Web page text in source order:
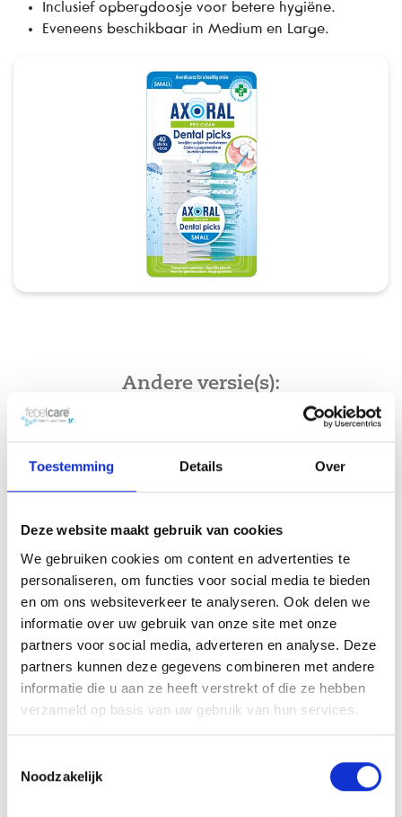
Toestemming Details Over
Deze website maakt gebruik van cookies
We gebruiken cookies om content en advertenties te
personaliseren, om functies voor social media te bieden
en om ons websiteverkeer te analyseren. Ook delen we
informatie over uw gebruik van onze site met onze
partners voor social media, adverteren en analyse. Deze
partners kunnen deze gegevens combineren met andere
informatie die u aan ze heeft verstrekt of die ze hebben
verzameld op basis van uw gebruik van hun services.
Noodzakelijk
Inclusief opbergdoosje voor betere hygiëne.
Eveneens beschikbaar in Medium en Large.
Andere versie(s):
Axoral Pro-clean dental picks Large
Dental picks Large 40 stuks
Het Axoral-gamma biedt de essentials voor een
gezonde mondhygiëne zijnde tandenborstels,
floss en interdentale picks....
Meer info